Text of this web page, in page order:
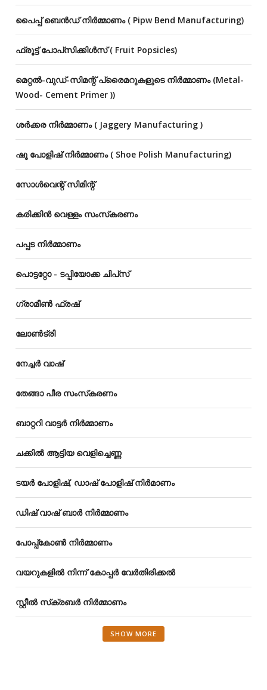
പൈപ്പ് ബെൻഡ് നിർമ്മാണം ( Pipw Bend Manufacturing)
ഫ്രൂട്ട് പോപ്‌സിക്കിൾസ് ( Fruit Popsicles)
മെറ്റൽ-വുഡ്-സിമന്റ് പ്രൈമറുകളുടെ നിർമ്മാണം (Metal-
Wood- Cement Primer ))
ശർക്കര നിർമ്മാണം ( Jaggery Manufacturing )
ഷൂ പോളിഷ് നിർമ്മാണം ( Shoe Polish Manufacturing)
സോൾവെന്റ് സിമിന്റ്
കരിക്കിൻ വെള്ളം സംസ്‌കരണം
പപ്പട നിർമ്മാണം
പൊട്ടറ്റോ - ടപ്പിയോക്ക ചിപ്‌സ്
ഗ്രാമീൺ ഫ്രഷ്
ലോൺട്രി
നേച്ചർ വാഷ്
തേങ്ങാ പീര സംസ്‌കരണം
ബാറ്ററി വാട്ടർ നിർമ്മാണം
ചക്കിൽ ആട്ടിയ വെളിച്ചെണ്ണ
ടയർ പോളിഷ്, ഡാഷ് പോളിഷ് നിർമാണം
ഡിഷ് വാഷ് ബാർ നിർമ്മാണം
പോപ്പ്‌കോൺ നിർമ്മാണം
വയറുകളിൽ നിന്ന് കോപ്പർ വേർതിരിക്കൽ
സ്റ്റീൽ സ്‌ക്രബർ നിർമ്മാണം
SHOW MORE